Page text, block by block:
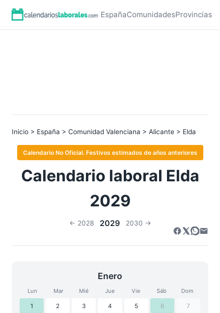
EspañaComunidadesProvincias
Inicio > España > Comunidad Valenciana > Alicante > Elda
Calendario No Oficial. Festivos estimados de años anteriores
Calendario laboral Elda
2029
← 2028 2029 2030 →
Enero
Lun Mar Mié Jue Vie Sáb Dom
1 2 3 4 5 6 7